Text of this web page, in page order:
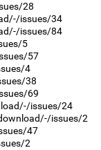
28
issues/34
issues/84
5
57
4
38
69
issues/24
issues/2
47
2